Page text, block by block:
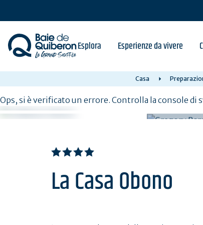
content
Esplora Esperienze da vivere
Casa
Ops, si è verificato un errore. Controlla la console
La Casa Obono